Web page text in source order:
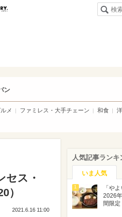
ン
メ ファミレス・大手チェーン 和食
セス・
）
2021.6.16 11:00
人気記事ランキ
いま人気
1
「や
2026
間限